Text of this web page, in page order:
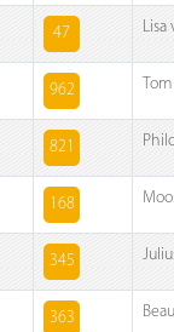
47 Lisa
962
821
168
345
363